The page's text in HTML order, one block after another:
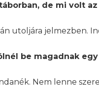
de mi volt
utoljára jelmezben.
be magadnak
Nem lenne